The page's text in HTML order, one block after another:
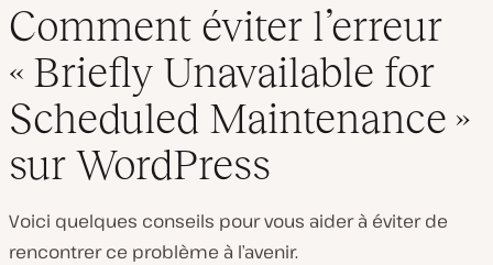
Comment éviter l’erreur
« Briefly Unavailable for
Scheduled Maintenance »
sur WordPress
Voici quelques conseils pour vous aider à éviter de
rencontrer ce problème à l’avenir.